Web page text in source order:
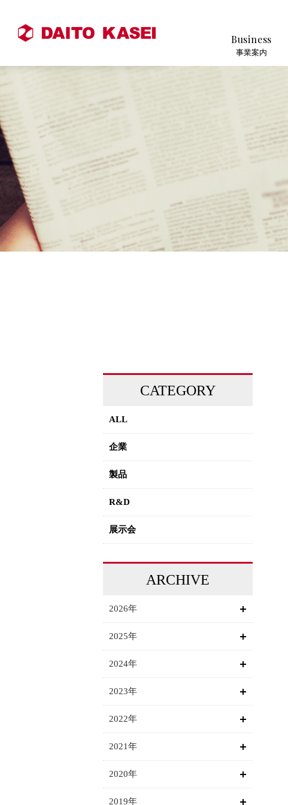
Business
事業案内
CATEGORY
ALL
企業
製品
R&D
展示会
ARCHIVE
2026年
2025年
2024年
2023年
2022年
2021年
2020年
2019年